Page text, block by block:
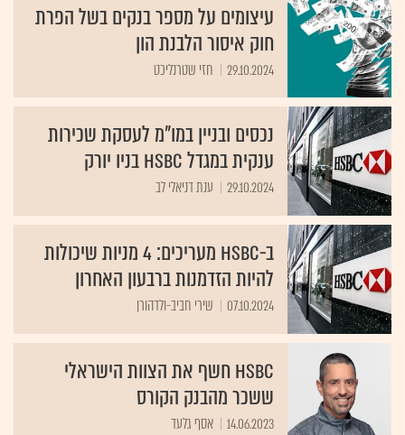
עיצומים על מספר בנקים בשל הפרת
חוק איסור הלבנת הון
29.10.2024 חזי שטרנליכט
נכסים ובניין במו"מ לעסקת שכירות
ענקית במגדל HSBC בניו יורק
29.10.2024 ענת דניאלי לב
ב-HSBC מעריכים: 4 מניות שיכולות
להיות הזדמנות ברבעון האחרון
07.10.2024 שירי חביב-ולדהורן
HSBC חשף את הצוות הישראלי
ששכר מהבנק הקורס
14.06.2023 אסף גלעד